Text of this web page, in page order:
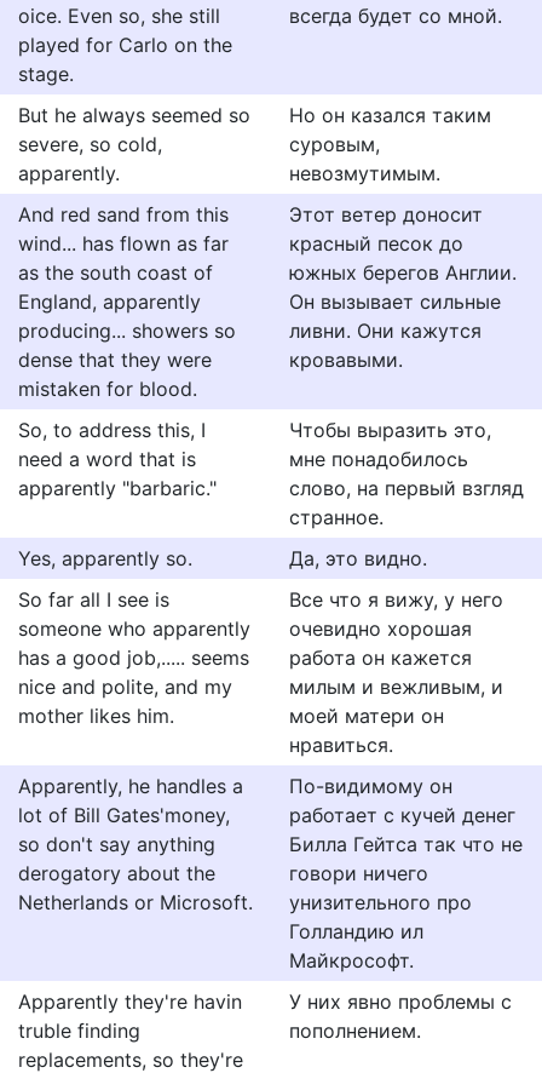
oice. Even so, she still
played for Carlo on the
stage.
всегда будет со мной.
But he always seemed so
severe, so cold,
apparently.
Но он казался таким
суровым,
невозмутимым.
And red sand from this
wind... has flown as far
as the south coast of
England, apparently
producing... showers so
dense that they were
mistaken for blood.
Этот ветер доносит
красный песок до
южных берегов Англии.
Он вызывает сильные
ливни. Они кажутся
кровавыми.
So, to address this, I
need a word that is
apparently "barbaric."
Чтобы выразить это,
мне понадобилось
слово, на первый взгляд
странное.
Yes, apparently so.
Да, это видно.
So far all I see is
someone who apparently
has a good job,..... seems
nice and polite, and my
mother likes him.
Все что я вижу, у него
очевидно хорошая
работа он кажется
милым и вежливым, и
моей матери он
нравиться.
Apparently, he handles a
lot of Bill Gates'money,
so don't say anything
derogatory about the
Netherlands or Microsoft.
По-видимому он
работает с кучей денег
Билла Гейтса так что не
говори ничего
унизительного про
Голландию ил
Майкрософт.
Apparently they're havin
truble finding
replacements, so they're
У них явно проблемы с
пополнением.